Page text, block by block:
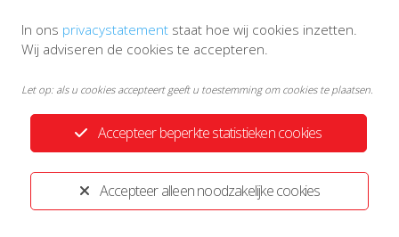
Accepteer alleen noodzakelijke cookies
Accepteer beperkte statistieken cookies
In ons privacystatement staat hoe wij cookies inzetten.
Wij adviseren de cookies te accepteren.
Let op: als u cookies accepteert geeft u toestemming om cookies te plaatsen.